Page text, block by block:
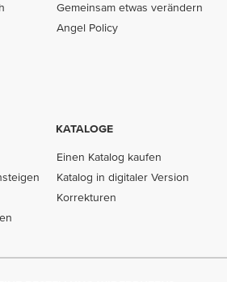
Gemeinsam etwas verändern
Angel Policy
KATALOGE
Einen Katalog kaufen
Katalog in digitaler Version
Korrekturen